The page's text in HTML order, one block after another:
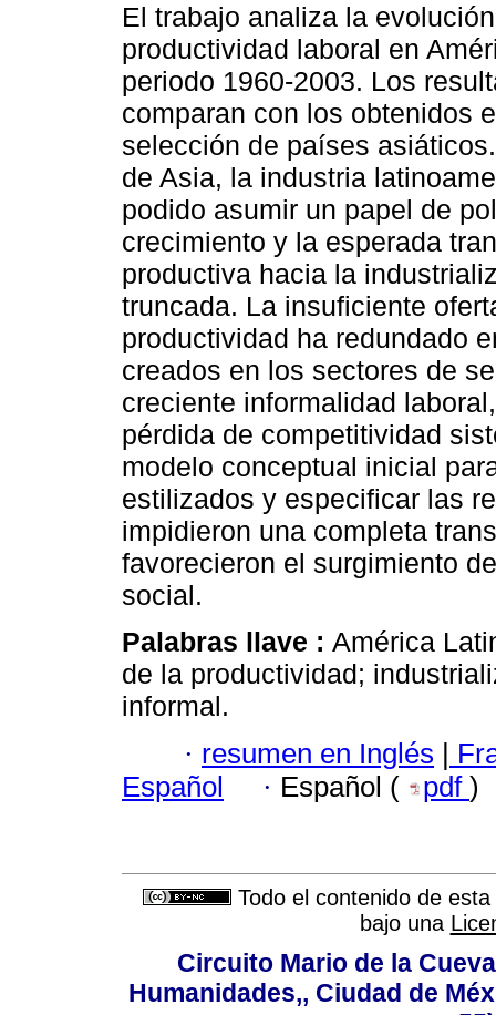
El trabajo analiza la
productividad laboral en
periodo 1960-2003. Los
comparan con los obtenidos
selección de países
de Asia, la industria
podido asumir un papel de
crecimiento y la esperada
productiva hacia la
truncada. La insuficiente
productividad ha redundado
creados en los sectores de
creciente informalidad
pérdida de competitividad
modelo conceptual inicial
estilizados y especificar las
impidieron una completa
favorecieron el surgimiento
social.
Palabras llave : América
de la productividad;
informal.
· resumen en Inglés |
Español
· Español ( pdf )
Todo el contenido de
bajo una
Circuito Mario de la
Humanidades,, Ciudad de